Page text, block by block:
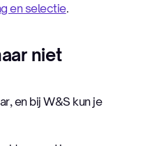
en selectie.
niet
en bij W&S kun je